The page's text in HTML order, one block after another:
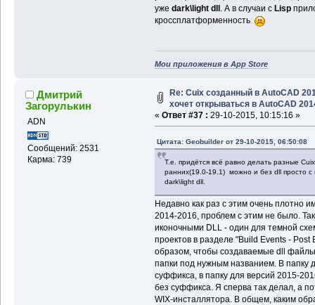
уже dark\light dll . А в случаи с Lisp
кроссплатформенность
Мои приложения в App Store
Дмитрий
Загорулькин
ADN
Сообщений: 2531
Карма: 739
Re: Cuix созданный в AutoCAD
хочет открываться в AutoCAD
« Ответ #37 : 29-10-2015, 10:15:16 »
Цитата: Geobuilder от 29-10-2015, 06:50:08
Т.е. придётся всё равно делать разные
ранних(19.0-19.1) можно и без dll просто
dark\light dll.
Недавно как раз с этим очень плотно
2014-2016, проблем с этим не было.
иконочными DLL - один для темной
проектов в разделе "Build Events -
образом, чтобы создаваемые dll
папки под нужным названием. В папку
суффикса, в папку для версий 2015-
без суффикса. Я сперва так делал, а
WIX-инсталлятора. В общем, каким